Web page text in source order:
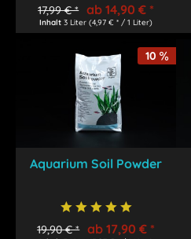
17,99 € * ab 14,90 € *
Inhalt3 Liter(4,97 € * / 1 Liter)
10
Aquarium Soil Powder
19,90 € * ab 17,90 € *